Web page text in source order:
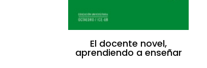
El docente novel,
aprendiendo a enseñar